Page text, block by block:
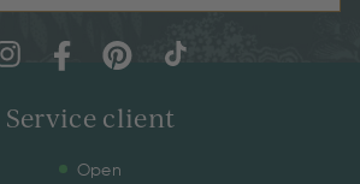
Service client
Open